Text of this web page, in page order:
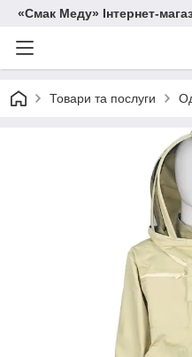
«Смак Меду» Інтернет-
Товари та послуги